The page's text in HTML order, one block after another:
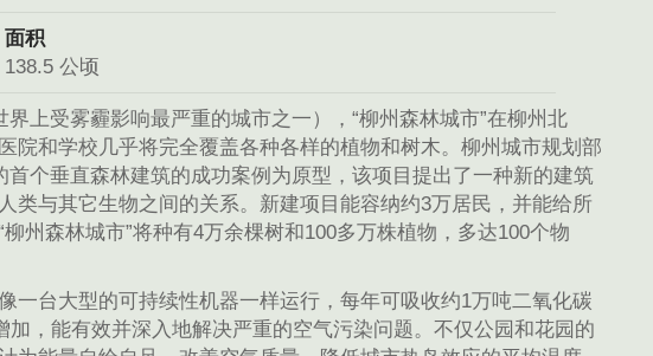
面积
138.5 公顷
上受雾霾影响最严重的城市之一），“柳州森林城市”在柳州北
和学校几乎将完全覆盖各种各样的植物和树木。柳州城市规划部
个垂直森林建筑的成功案例为原型，该项目提出了一种新的建筑
与其它生物之间的关系。新建项目能容纳约3万居民，并能给所
州森林城市”将种有4万余棵树和100多万株植物，多达100个物
一台大型的可持续性机器一样运行，每年可吸收约1万吨二氧化碳
，能有效并深入地解决严重的空气污染问题。不仅公园和花园的